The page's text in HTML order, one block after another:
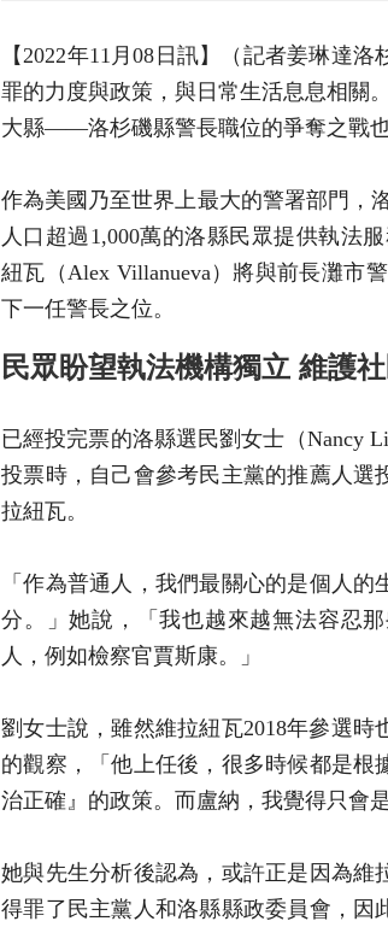
【2022年11月08日訊】（記者姜琳達
罪的力度與政策，與日常生活息息相關
大縣——洛杉磯縣警長職位的爭奪之戰也
作為美國乃至世界上最大的警署部門，
人口超過1,000萬的洛縣民眾提供執法
紐瓦（Alex Villanueva）將與前長灘市
下一任警長之位。
民眾盼望執法機構獨立 維護
已經投完票的洛縣選民劉女士（Nancy
投票時，自己會參考民主黨的推薦人選
拉紐瓦。
「作為普通人，我們最關心的是個人
分。」她說，「我也越來越無法容忍
人，例如檢察官賈斯康。」
劉女士說，雖然維拉紐瓦2018年參選
的觀察，「他上任後，很多時候都是根
治正確』的政策。而盧納，我覺得只會
她與先生分析後認為，或許正是因為維
得罪了民主黨人和洛縣縣政委員會，因